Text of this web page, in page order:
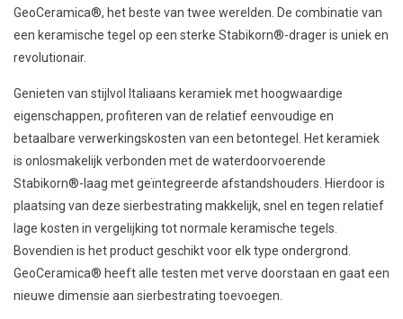
GeoCeramica®, het beste van twee werelden. De combinatie van
een keramische tegel op een sterke Stabikorn®-drager is uniek en
revolutionair.
Genieten van stijlvol Italiaans keramiek met hoogwaardige
eigenschappen, profiteren van de relatief eenvoudige en
betaalbare verwerkingskosten van een betontegel. Het keramiek
is onlosmakelijk verbonden met de waterdoorvoerende
Stabikorn®-laag met geïntegreerde afstandshouders. Hierdoor is
plaatsing van deze sierbestrating makkelijk, snel en tegen relatief
lage kosten in vergelijking tot normale keramische tegels.
Bovendien is het product geschikt voor elk type ondergrond.
GeoCeramica® heeft alle testen met verve doorstaan en gaat een
nieuwe dimensie aan sierbestrating toevoegen.